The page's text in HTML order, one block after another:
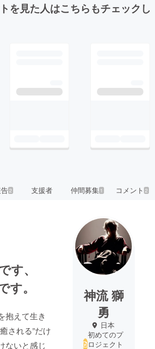
を見た人はこちらもチェックし
2 支援者 仲間募集 1 コメント 2
す、
す。
抱えて生き
される”だけ
ないと感じ
神流 獅
勇
日本
初めてのプ
ロジェクト